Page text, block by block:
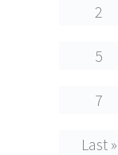
2
5
7
Last »